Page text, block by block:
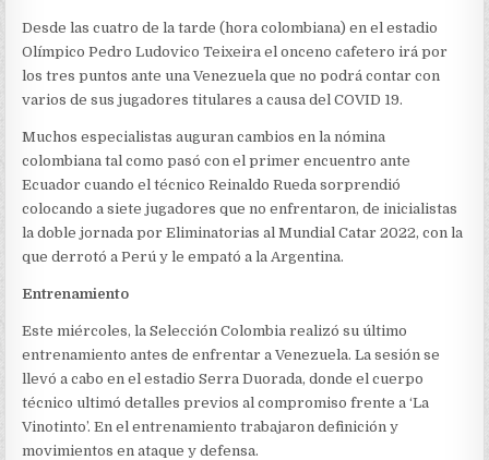
Desde las cuatro de la tarde (hora colombiana) en el estadio
Olímpico Pedro Ludovico Teixeira el onceno cafetero irá por
los tres puntos ante una Venezuela que no podrá contar con
varios de sus jugadores titulares a causa del COVID 19.
Muchos especialistas auguran cambios en la nómina
colombiana tal como pasó con el primer encuentro ante
Ecuador cuando el técnico Reinaldo Rueda sorprendió
colocando a siete jugadores que no enfrentaron, de inicialistas
la doble jornada por Eliminatorias al Mundial Catar 2022, con la
que derrotó a Perú y le empató a la Argentina.
Entrenamiento
Este miércoles, la Selección Colombia realizó su último
entrenamiento antes de enfrentar a Venezuela. La sesión se
llevó a cabo en el estadio Serra Duorada, donde el cuerpo
técnico ultimó detalles previos al compromiso frente a ‘La
Vinotinto’. En el entrenamiento trabajaron definición y
movimientos en ataque y defensa.